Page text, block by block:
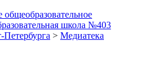
общеобразовательное
школа №403
> Медиатека